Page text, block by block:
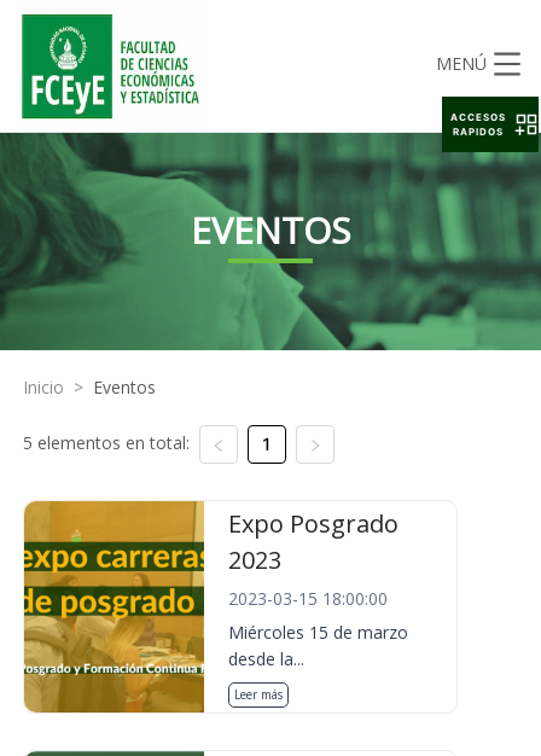
MENÚ
EVENTOS
Inicio > Eventos
5 elementos en total: 1
Expo Posgrado
2023
2023-03-15 18:00:00
Miércoles 15 de marzo
desde la...
Leer más
ACCESOS
RAPIDOS